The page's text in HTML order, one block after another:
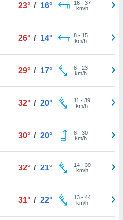
23° / 16° 16- 37
km/h
26° / 14° 8- 15
km/h
29° / 17° 8- 23
km/h
32° / 20° 11 - 39
km/h
30° / 20° 8- 30
km/h
32° / 21° 14- 39
km/h
31° / 22° 13- 44
km/h